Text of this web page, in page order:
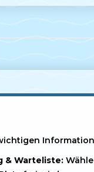
& Warteliste: